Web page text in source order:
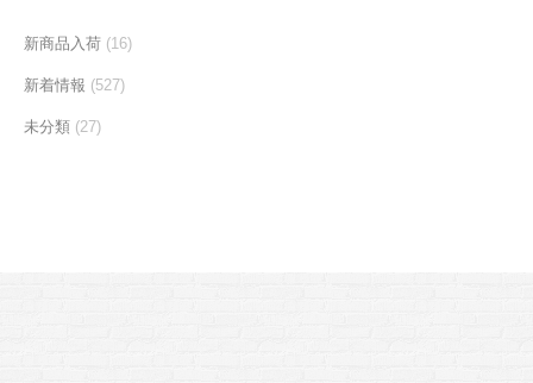
新商品入荷 (16)
新着情報 (527)
未分類 (27)